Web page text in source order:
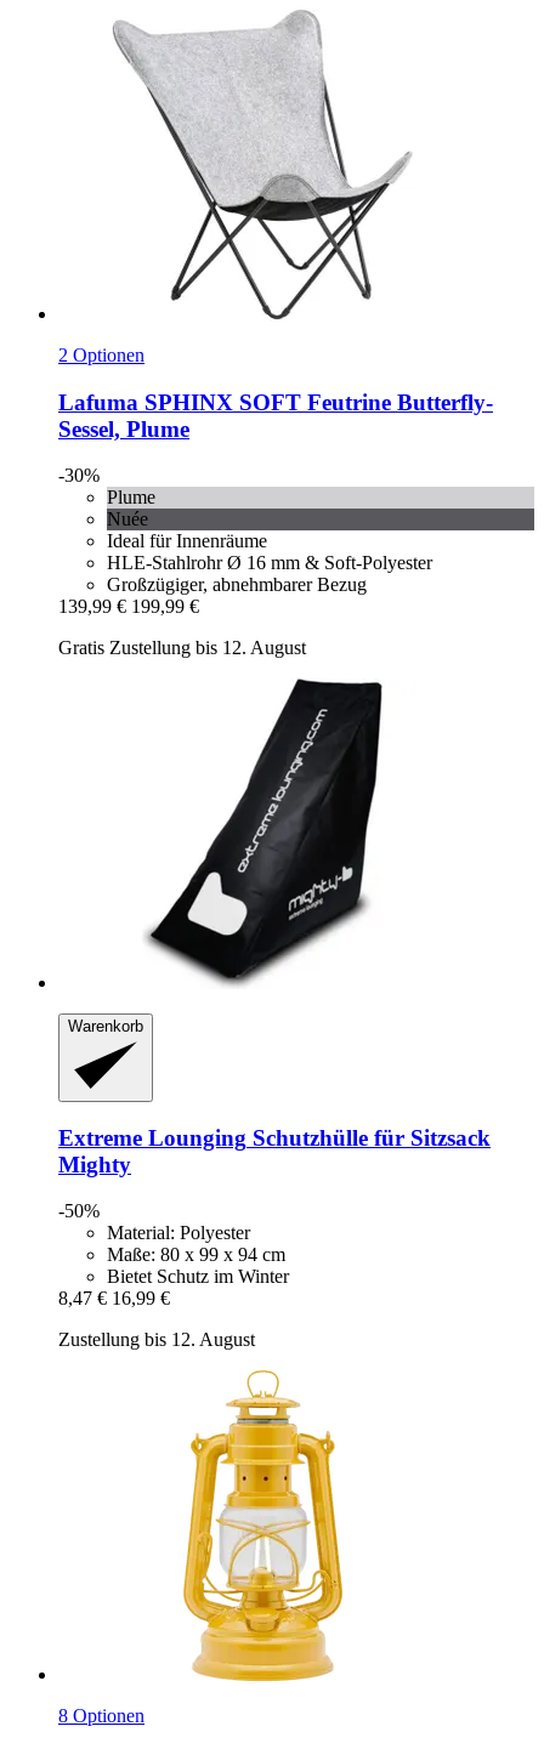
2 Optionen
Lafuma SPHINX SOFT Feutrine Butterfly-​
Sessel, Plume
-30%
Plume
Nuée
Ideal für Innenräume
HLE-Stahlrohr Ø 16 mm & Soft-Polyester
Großzügiger, abnehmbarer Bezug
139,99 € 199,99 €
Gratis Zustellung bis 12. August
Warenkorb
Extreme Lounging Schutzhülle für Sitzsack
Mighty
-50%
Material: Polyester
Maße: 80 x 99 x 94 cm
Bietet Schutz im Winter
8,47 € 16,99 €
Zustellung bis 12. August
8 Optionen